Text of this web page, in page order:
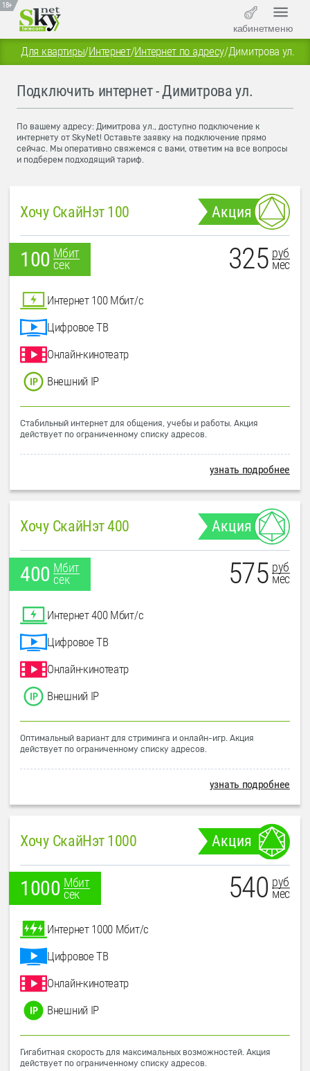
18+
кабинетменю
Для квартиры/Интернет/Интернет по адресу/Димитрова ул.
Подключить интернет - Димитрова ул.
По вашему адресу: Димитрова ул., доступно подключение к
интернету от SkyNet! Оставьте заявку на подключение прямо
сейчас. Мы оперативно свяжемся с вами, ответим на все вопросы
и подберем подходящий тариф.
Хочу СкайНэт 100 Акция
100 Мбит
сек
325 руб
мес
Интернет 100 Мбит/с
Цифровое ТВ
Онлайн-кинотеатр
Внешний IP
Стабильный интернет для общения, учебы и работы. Акция
действует по ограниченному списку адресов.
узнать подробнее
Хочу СкайНэт 400 Акция
400 Мбит
сек
575 руб
мес
Интернет 400 Мбит/с
Цифровое ТВ
Онлайн-кинотеатр
Внешний IP
Оптимальный вариант для стриминга и онлайн-игр. Акция
действует по ограниченному списку адресов.
узнать подробнее
Хочу СкайНэт 1000 Акция
1000 Мбит
сек
540 руб
мес
Интернет 1000 Мбит/с
Цифровое ТВ
Онлайн-кинотеатр
Внешний IP
Гигабитная скорость для максимальных возможностей. Акция
действует по ограниченному списку адресов.